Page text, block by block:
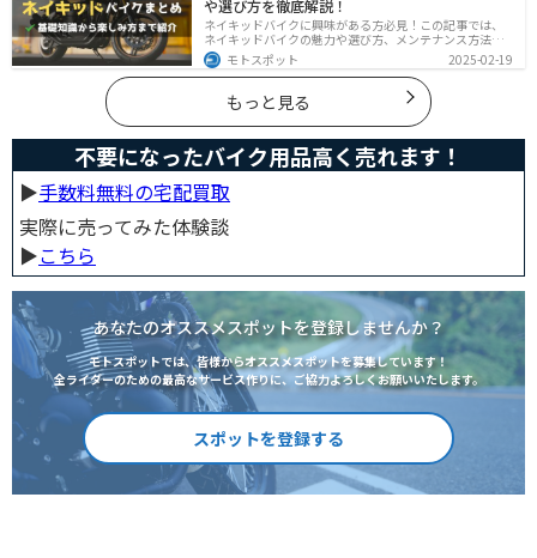
や選び方を徹底解説！
ネイキッドバイクに興味がある方必見！この記事では、
ネイキッドバイクの魅力や選び方、メンテナンス方法な
どを解説しています。実は、ネイキッドバイクは、操作
性に優れており、初心者にも優しいバイクです。この記
事を読めば、ネイキッドバイクへの理解が深まります。
モトスポット 2025-02-19
もっと見る
不要になったバイク用品高く売れます！
▶︎手数料無料の宅配買取
実際に売ってみた体験談
▶︎こちら
あなたのオススメスポットを登録しませんか？
モトスポットでは、皆様からオススメスポットを募集しています！
全ライダーのための最高なサービス作りに、ご協力よろしくお願いいたします。
スポットを登録する